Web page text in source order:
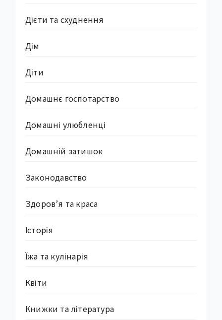
Дієти та схуднення
Дім
Діти
Домашнє госпотарство
Домашні улюбленці
Домашній затишок
Законодавство
Здоров’я та краса
Історія
Їжа та кулінарія
Квіти
Книжки та література